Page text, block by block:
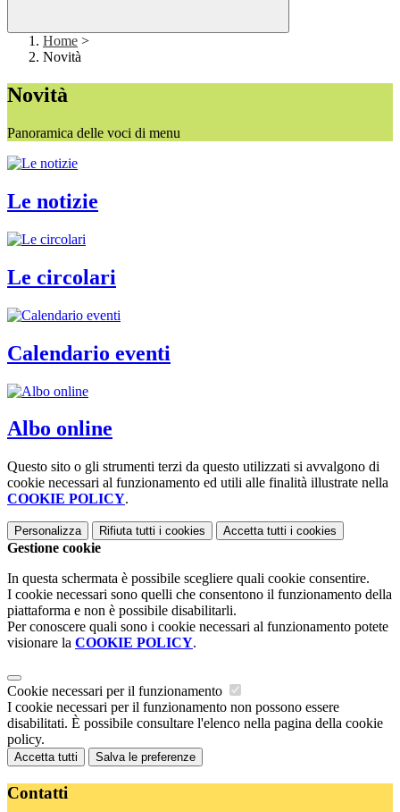
Home >
Novità
Novità
Panoramica delle voci di menu
Le notizie
Le circolari
Calendario eventi
Albo online
Questo sito o gli strumenti terzi da questo utilizzati si avvalgono di
cookie necessari al funzionamento ed utili alle finalità illustrate nella
COOKIE POLICY.
Personalizza Rifiuta tutti i cookies Accetta tutti i cookies
Gestione cookie
In questa schermata è possibile scegliere quali cookie consentire.
I cookie necessari sono quelli che consentono il funzionamento della
piattaforma e non è possibile disabilitarli.
Per conoscere quali sono i cookie necessari al funzionamento potete
visionare la COOKIE POLICY.
Cookie necessari per il funzionamento
I cookie necessari per il funzionamento non possono essere
disabilitati. È possibile consultare l'elenco nella pagina della cookie
policy.
Accetta tutti Salva le preferenze
Contatti